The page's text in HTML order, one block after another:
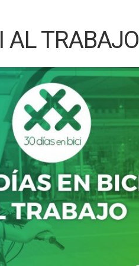
AL TRABAJO